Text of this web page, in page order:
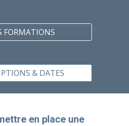
FORMATIONS
& DATES
en place une